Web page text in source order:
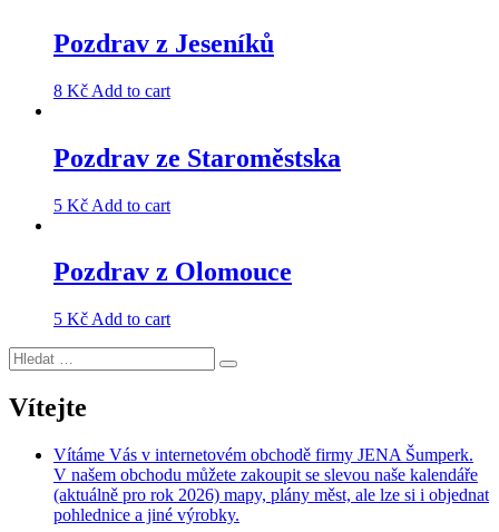
Pozdrav z Jeseníků
8 Kč Add to cart
Pozdrav ze Staroměstska
5 Kč Add to cart
Pozdrav z Olomouce
5 Kč Add to cart
Hledat:
Hledání
Vítejte
Vítáme Vás v internetovém obchodě firmy JENA Šumperk.
V našem obchodu můžete zakoupit se slevou naše kalendáře
(aktuálně pro rok 2026) mapy, plány měst, ale lze si i objednat
pohlednice a jiné výrobky.